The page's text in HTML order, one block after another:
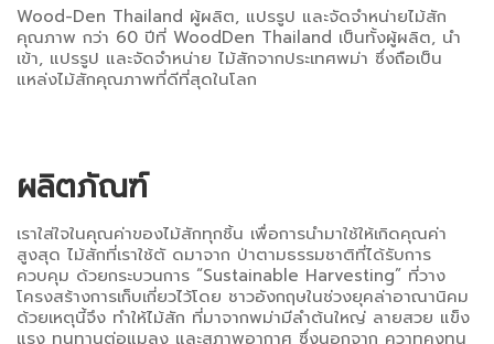
Wood-Den Thailand ผู้ผลิต, แปรรูป และจัดจำหน่ายไม้สัก
คุณภาพ กว่า 60 ปีที่ WoodDen Thailand เป็นทั้งผู้ผลิต, นำ
เข้า, แปรรูป และจัดจำหน่าย ไม้สักจากประเทศพม่า ซึ่งถือเป็น
แหล่งไม้สักคุณภาพที่ดีที่สุดในโลก
ผลิตภัณฑ์
เราใส่ใจในคุณค่าของไม้สักทุกชิ้น เพื่อการนำมาใช้ให้เกิดคุณค่า
สูงสุด ไม้สักที่เราใช้ตั ดมาจาก ป่าตามธรรมชาติที่ได้รับการ
ควบคุม ด้วยกระบวนการ “Sustainable Harvesting” ที่วาง
โครงสร้างการเก็บเกี่ยวไว้โดย ชาวอังกฤษในช่วงยุคล่าอาณานิคม
ด้วยเหตุนี้จึง ทำให้ไม้สัก ที่มาจากพม่ามีลำต้นใหญ่ ลายสวย แข็ง
แรง ทนทานต่อแมลง และสภาพอากาศ ซึ่งนอกจาก ควาทคงทน